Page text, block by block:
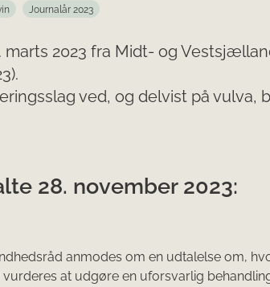
Journalår 2023
marts 2023 fra Midt- og
ved, og delvist på vulva,
28. november 2023:
anmodes om en udtalelse om,
at udgøre en uforsvarlig